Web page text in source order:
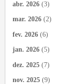
abr. 2026 (3)
mar. 2026 (2)
fev. 2026 (6)
jan. 2026 (5)
dez. 2025 (7)
nov. 2025 (9)